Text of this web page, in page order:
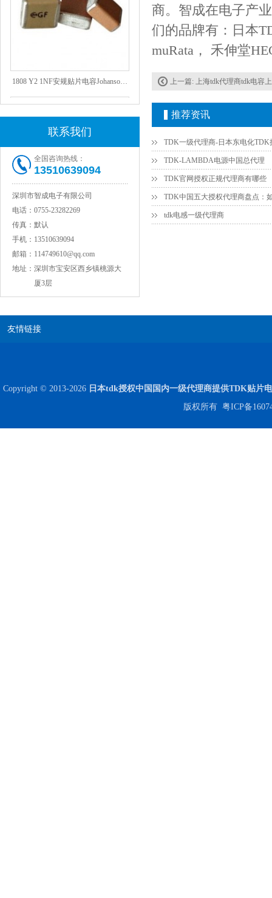
联系我们
全国咨询热线：
13510639094
深圳市智成电子有限公司
电话： 0755-23282269
传真： 默认
手机： 13510639094
邮箱： 114749610@qq.com
地址： 深圳市宝安区西乡镇桃源大
厦3层
商。智成在电子产
们的品牌有：日本
muRata， 禾伸堂
上一篇: 上海tdk代理商tdk电容
推荐资讯
TDK-LAMBDA电源中国总代理
TDK官网授权正规代理商有哪些
tdk电感一级代理商
友情链接
Copyright © 2013-2026 日本tdk授权中国国内一级代理商提供TDK贴片
版权所有 粤ICP备